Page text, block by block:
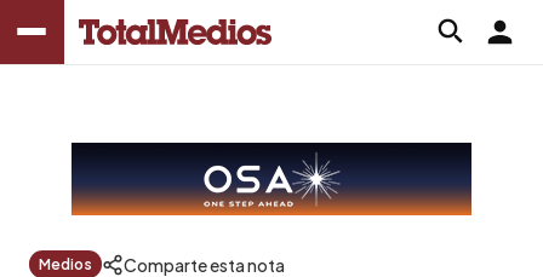
Medios Comparte esta nota